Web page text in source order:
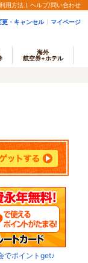
用方法 ヘルプ/問い合わせ
更・キャンセル マイページ
海外
航空券+ホテル
でポイントget♪